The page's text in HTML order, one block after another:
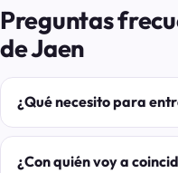
Preguntas
de Jaen
¿Qué necesito para
¿Con quién voy a